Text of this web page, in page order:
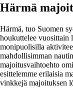
Härmä
Härmä, tuo Suomen
houkuttelee vuosittain
monipuolisilla
mahdollisimman
majoitusvaihtoehto
esittelemme erilaisia
vinkkejä majoituksen